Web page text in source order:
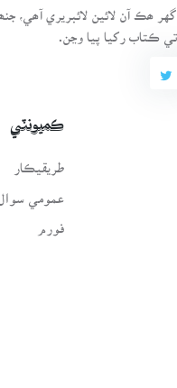
ڪتاب رکيا پيا وڃن.
ڪميونٽي
طريقيڪار
عمومي سوال
فورم